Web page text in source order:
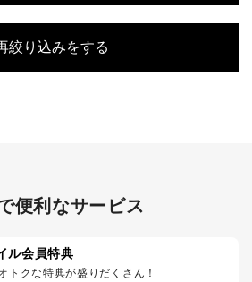
絞り込みをする
便利なサービス
ル会員特典
トクな特典が盛りだくさん！